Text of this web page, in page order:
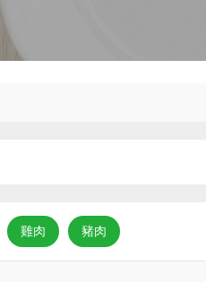
雞肉 豬肉